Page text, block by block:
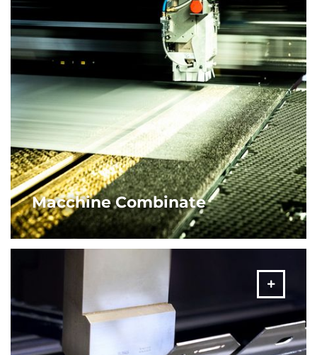
Macchine Combinate
La gamma di macchine combinate di punzonatura-laser
Amada, racchiudendo sia i vantaggi della punzonatura
elettrica che del taglio laser a fibra, ti garantiscono tutta la